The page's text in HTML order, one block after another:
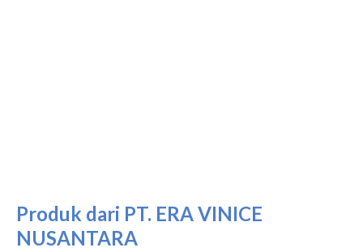
Produk dari PT. ERA VINICE
NUSANTARA